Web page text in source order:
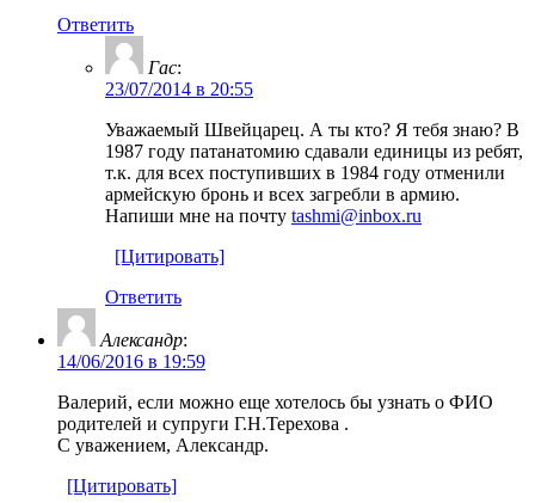
Ответить
Гас:
23/07/2014 в 20:55
Уважаемый Швейцарец. А ты кто? Я тебя знаю? В
1987 году патанатомию сдавали единицы из ребят,
т.к. для всех поступивших в 1984 году отменили
армейскую бронь и всех загребли в армию.
Напиши мне на почту tashmi@inbox.ru
[Цитировать]
Ответить
Александр:
14/06/2016 в 19:59
Валерий, если можно еще хотелось бы узнать о ФИО
родителей и супруги Г.Н.Терехова .
С уважением, Александр.
[Цитировать]